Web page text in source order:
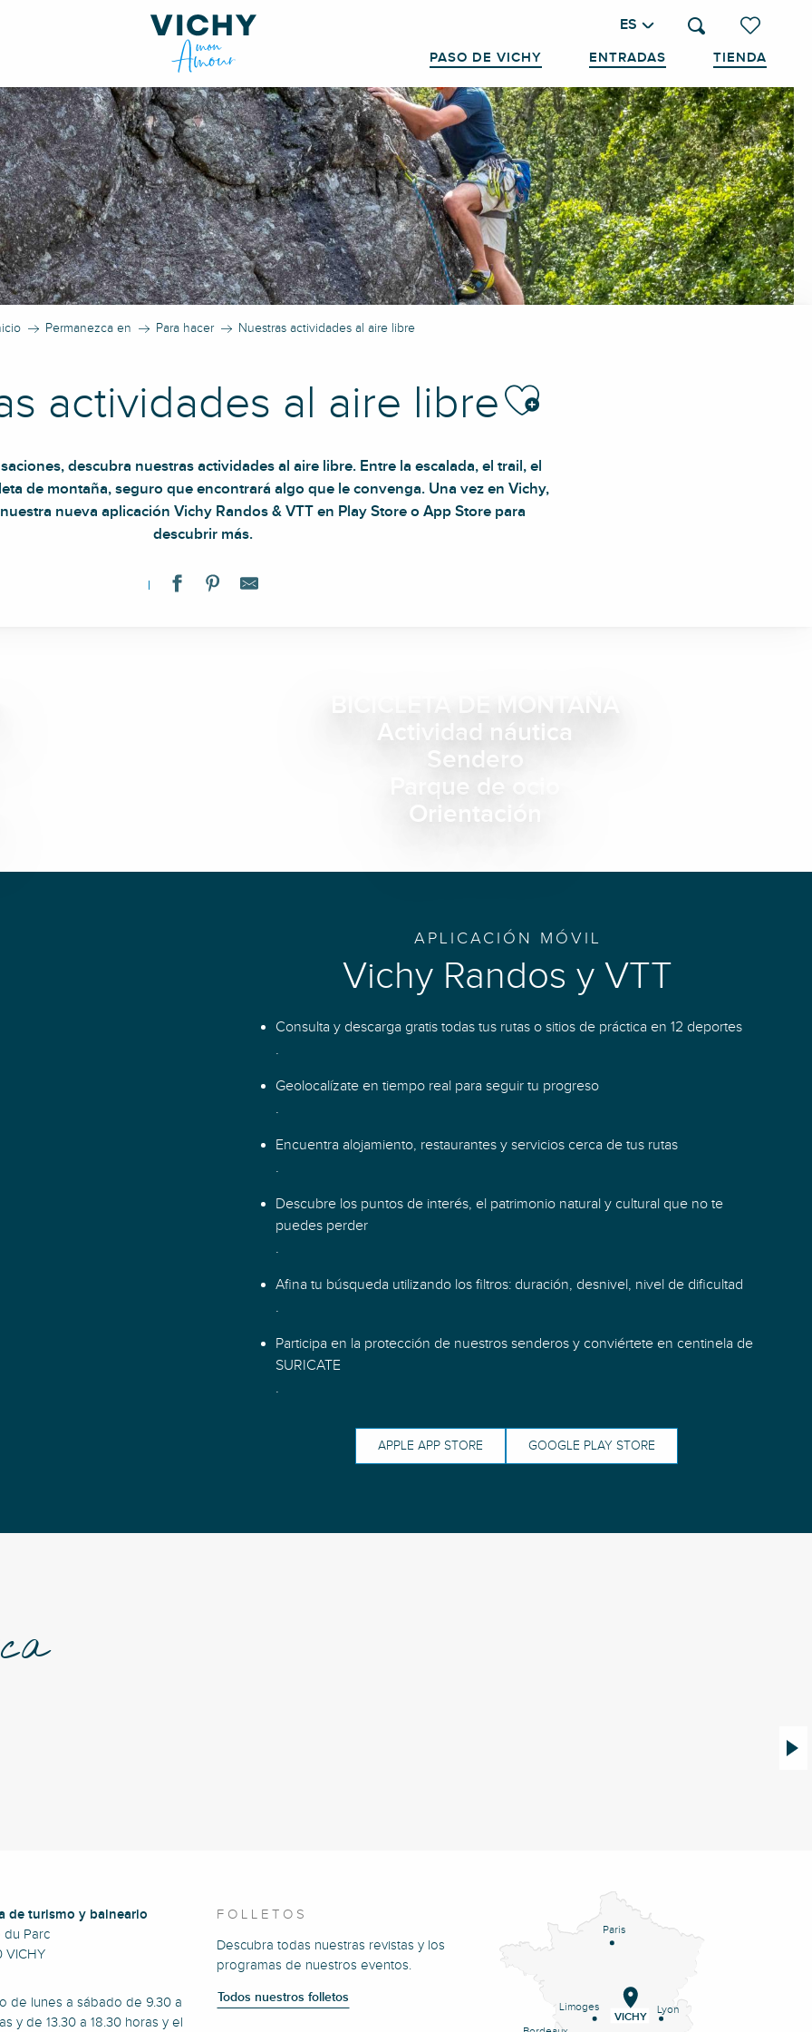
Voir les
Buscar
ES
PASO DE VICHY ENTRADAS TIENDA
Permanezca en Para hacer Nuestras actividades al aire libre
actividades al aire libre
descubra nuestras actividades al aire libre. Entre la escalada, el trail, el
de montaña, seguro que encontrará algo que le convenga. Una vez en Vichy,
nueva aplicación Vichy Randos & VTT en Play Store o App Store para
descubrir más.
BICICLETA DE MONTAÑA
Actividad náutica
Sendero
Parque de ocio
Orientación
APLICACIÓN MÓVIL
Vichy Randos y VTT
Consulta y descarga gratis todas tus rutas o sitios de práctica en 12 deportes
.
Geolocalízate en tiempo real para seguir tu progreso
.
Encuentra alojamiento, restaurantes y servicios cerca de tus rutas
.
Descubre los puntos de interés, el patrimonio natural y cultural que no te
puedes perder
.
Afina tu búsqueda utilizando los filtros: duración, desnivel, nivel de dificultad
.
Participa en la protección de nuestros senderos y conviértete en centinela de
SURICATE
.
APPLE APP STORE GOOGLE PLAY STORE
de turismo y balneario
du Parc
VICHY
de lunes a sábado de 9.30 a
y de 13.30 a 18.30 horas y el
FOLLETOS
Descubra todas nuestras revistas y los
programas de nuestros eventos.
Todos nuestros folletos
Paris
Lyon
Limoges
VICHY